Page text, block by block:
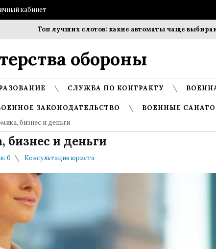
кабинет
Топ лучших слотов: какие автоматы чаще выбирают
обороны
СЛУЖБА ПО КОНТРАКТУ
ЗАКОНОДАТЕЛЬСТВО ВОЕННЫЕ
бизнес и деньги
бизнес и деньги
0 Консультация юриста